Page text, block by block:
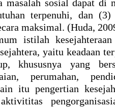
sosial dapat di
terpenuhi, dan (3)
maksimal. (Huda,
istilah
yaitu keadaan
khususnya yang
perumahan,
itu pengertian